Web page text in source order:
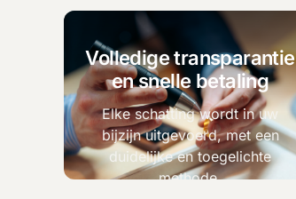
Volledige transparantie
en snelle betaling
Elke schatting wordt in uw
bijzijn uitgevoerd, met een
duidelijke en toegelichte
methode.